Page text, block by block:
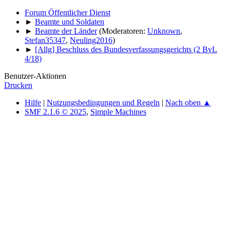
Forum Öffentlicher Dienst
► Beamte und Soldaten
► Beamte der Länder (Moderatoren: Unknown,
Stefan35347, Neuling2016)
► [Allg] Beschluss des Bundesverfassungsgerichts (2 BvL
4/18)
Benutzer-Aktionen
Drucken
Hilfe | Nutzungsbedingungen und Regeln | Nach oben ▲
SMF 2.1.6 © 2025, Simple Machines